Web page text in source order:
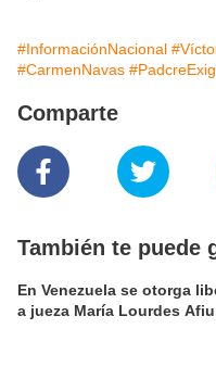
#InformaciónNacional
#CarmenNavas
Comparte
También te puede
En Venezuela se otorga
a jueza María Lourdes